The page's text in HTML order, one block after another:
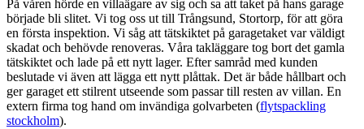
På våren hörde en villaägare av sig och sa att taket på hans garage
började bli slitet. Vi tog oss ut till Trångsund, Stortorp, för att göra
en första inspektion. Vi såg att tätskiktet på garagetaket var väldigt
skadat och behövde renoveras. Våra takläggare tog bort det gamla
tätskiktet och lade på ett nytt lager. Efter samråd med kunden
beslutade vi även att lägga ett nytt plåttak. Det är både hållbart och
ger garaget ett stilrent utseende som passar till resten av villan. En
extern firma tog hand om invändiga golvarbeten (flytspackling
stockholm).